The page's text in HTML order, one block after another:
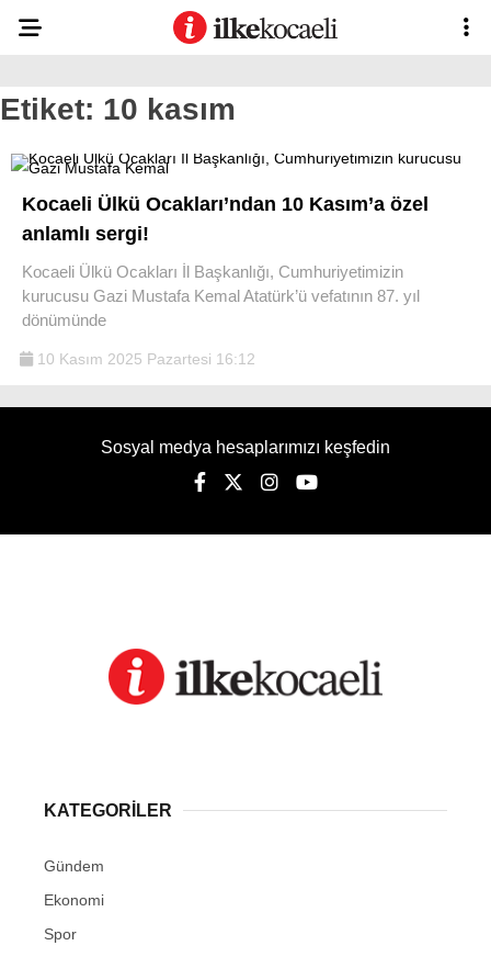
Etiket: 10 kasım
Kocaeli Ülkü Ocakları’ndan 10 Kasım’a özel
anlamlı sergi!
Kocaeli Ülkü Ocakları İl Başkanlığı, Cumhuriyetimizin
kurucusu Gazi Mustafa Kemal Atatürk’ü vefatının 87. yıl
dönümünde
10 Kasım 2025 Pazartesi 16:12
Sosyal medya hesaplarımızı keşfedin
KATEGORİLER
Gündem
Ekonomi
Spor